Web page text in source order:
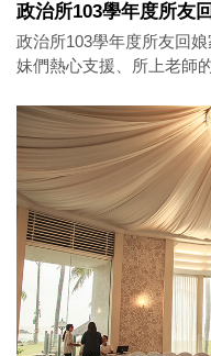
政治所103學年度所友
政治所103學年度所友回
妹們熱心支援、所上老師